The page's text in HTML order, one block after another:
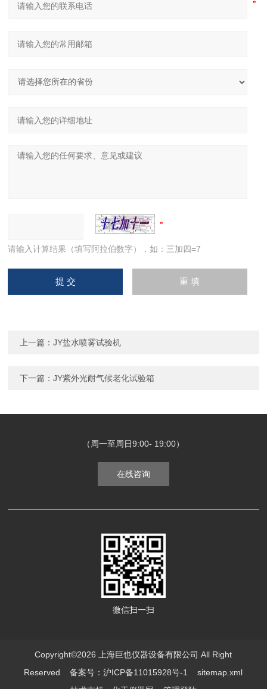
请输入计算结果（填写阿拉伯数字），如：三加四=7
上一篇：JY盐水喷雾试验机
下一篇：JY紫外光耐气候老化试验箱
（周一至周日9:00- 19:00）
在线咨询
微信扫一扫
Copyright©2026 上海巨也仪器设备有限公司 All Right
Reserved备案号：沪ICP备11015928号-1
sitemap.xml